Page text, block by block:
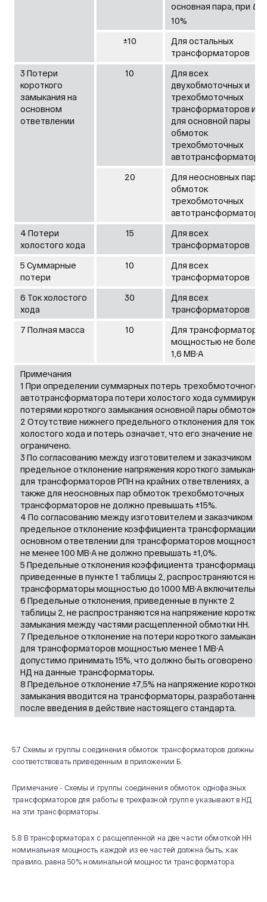
основная пара, при U
10%
±10
Для остальных
трансформаторов
3 Потери
короткого
замыкания на
основном
ответвлении
10
Для всех
двухобмоточных и
трехобмоточных
трансформаторов и
для основной пары
обмоток
трехобмоточных
20
Для неосновных пар
обмоток
трехобмоточных
4 Потери
холостого хода
15
Для всех
трансформаторов
5 Суммарные
потери
10
Для всех
трансформаторов
6 Ток холостого
хода
30
Для всех
трансформаторов
7 Полная масса
10
Для
мощностью не более
1,6 MB·А
Примечания
1 При определении суммарных потерь трехобмоточного
автотрансформатора потери холостого хода суммируют
потерями короткого замыкания основной пары обмоток.
2 Отсутствие нижнего предельного отклонения для тока
холостого хода и потерь означает, что его значение не
ограничено.
3 По согласованию между изготовителем и заказчиком
предельное отклонение напряжения короткого замыкания
для трансформаторов РПН на крайних ответвлениях, а
также для неосновных пар обмоток трехобмоточных
трансформаторов не должно превышать ±15%.
4 По согласованию между изготовителем и заказчиком
предельное отклонение коэффициента трансформации на
основном ответвлении для трансформаторов
не менее 100 MB·А не должно превышать ±1,0%.
5 Предельные отклонения коэффициента трансформации,
приведенные в пункте 1 таблицы 2, распространяются на
трансформаторы мощностью до 1000 MB·А включительно.
6 Предельные отклонения, приведенные в пункте 2
таблицы 2, не распространяются на напряжение короткого
замыкания между частями расщепленной обмотки НН.
7 Предельное отклонение на потери короткого замыкания
для трансформаторов мощностью менее 1 MB·А
допустимо принимать 15%, что должно быть оговорено в
НД на данные трансформаторы.
8 Предельное отклонение ±7,5% на напряжение короткого
замыкания вводится на трансформаторы, разработанные
после введения в действие настоящего стандарта.
5.7 Схемы и группы соединения обмоток трансформаторов должны
соответствовать приведенным в приложении Б.
Примечание - Схемы и группы соединения обмоток однофазных
трансформаторов для работы в трехфазной группе указывают в НД
на эти трансформаторы.
5.8 В трансформаторах с расщепленной на две части обмоткой НН
номинальная мощность каждой из ее частей должна быть, как
правило, равна 50% номинальной мощности трансформатора.